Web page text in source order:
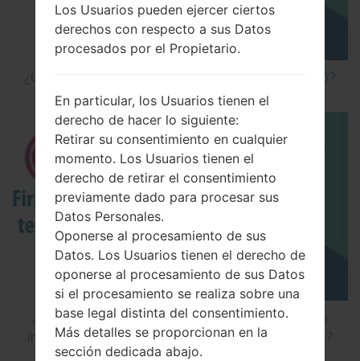
¿Cómo hacer Reinicio Completo en LG G5 H850?
¿Cómo instalar Firmware Oficial en el teléfono
inteligente de LG mediante LG Flash Tool 2014?
Los Usuarios pueden ejercer ciertos
derechos con respecto a sus Datos
procesados por el Propietario.
En particular, los Usuarios tienen el
derecho de hacer lo siguiente:
Retirar su consentimiento en cualquier
momento. Los Usuarios tienen el
derecho de retirar el consentimiento
previamente dado para procesar sus
Datos Personales.
Oponerse al procesamiento de sus
Datos. Los Usuarios tienen el derecho de
oponerse al procesamiento de sus Datos
si el procesamiento se realiza sobre una
base legal distinta del consentimiento.
Más detalles se proporcionan en la
sección dedicada abajo.